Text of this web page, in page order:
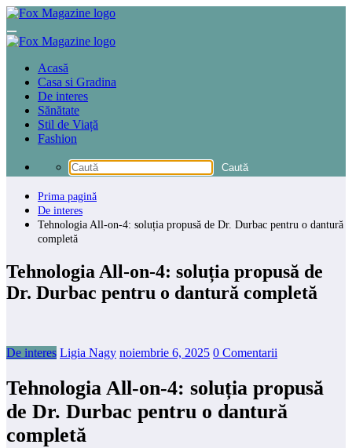
Sari
conținut
Acasă
Casa si Gradina
De interes
Sănătate
Stil de Viață
Fashion
Prima pagină
De interes
Tehnologia All-on-4: soluția propusă de Dr. Durbac pentru o dantură
completă
Tehnologia All-on-4: soluția propusă de
Dr. Durbac pentru o dantură completă
De interes Ligia Nagy noiembrie 6, 2025 0 Comentarii
Tehnologia All-on-4: soluția propusă
de Dr. Durbac pentru o dantură
completă